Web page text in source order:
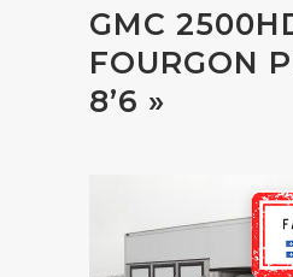
GMC
FOURGON
8’6 »